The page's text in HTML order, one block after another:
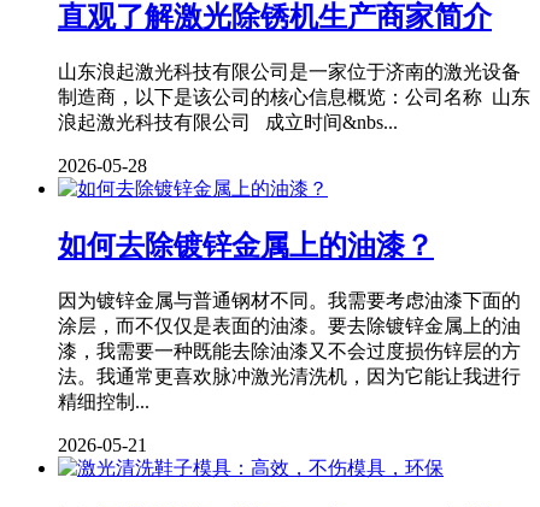
直观了解激光除锈机生产商家简介
山东浪起激光科技有限公司是一家位于济南的激光设备
制造商，以下是该公司的核心信息概览：公司名称 山东
浪起激光科技有限公司 成立时间&nbs...
2026-05-28
如何去除镀锌金属上的油漆？
因为镀锌金属与普通钢材不同。我需要考虑油漆下面的
涂层，而不仅仅是表面的油漆。要去除镀锌金属上的油
漆，我需要一种既能去除油漆又不会过度损伤锌层的方
法。我通常更喜欢脉冲激光清洗机，因为它能让我进行
精细控制...
2026-05-21